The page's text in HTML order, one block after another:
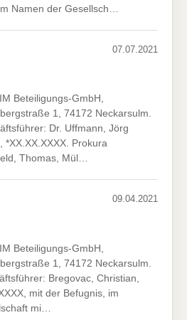
Namen der Gesellsch…
07.07.2021
Beteiligungs-GmbH,
1, 74172 Neckarsulm.
Dr. Uffmann, Jörg
*XX.XX.XXXX. Prokura
Thomas, Mül…
09.04.2021
Beteiligungs-GmbH,
1, 74172 Neckarsulm.
Bregovac, Christian,
mit der Befugnis, im
mi…